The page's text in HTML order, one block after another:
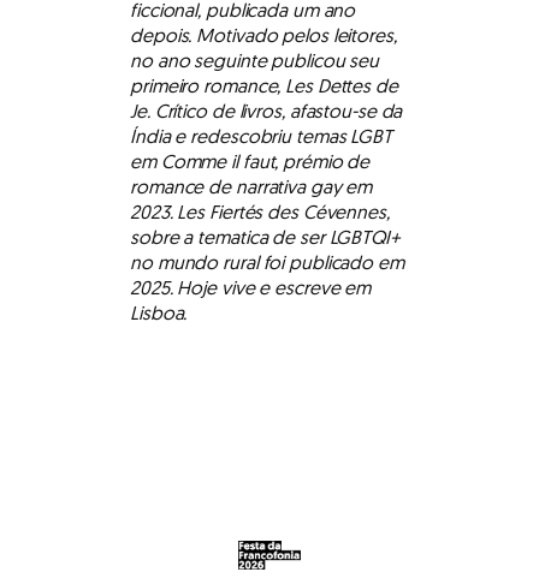
ficcional, publicada um ano
depois. Motivado pelos leitores,
no ano seguinte publicou seu
primeiro romance, Les Dettes de
Je. Crítico de livros, afastou-se da
Índia e redescobriu temas LGBT
em Comme il faut, prémio de
romance de narrativa gay em
2023. Les Fiertés des Cévennes,
sobre a tematica de ser LGBTQI+
no mundo rural foi publicado em
2025. Hoje vive e escreve em
Lisboa.